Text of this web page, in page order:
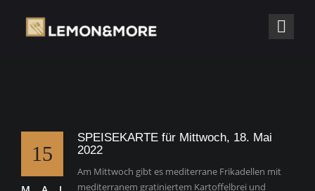
15
SPEISEKARTE für Mittwoch, 18. Mai
2022
Am Mittwoch gibt es mediterrane Frikadellen mit
mediterranem gratiniertem Kartoffelbrei und